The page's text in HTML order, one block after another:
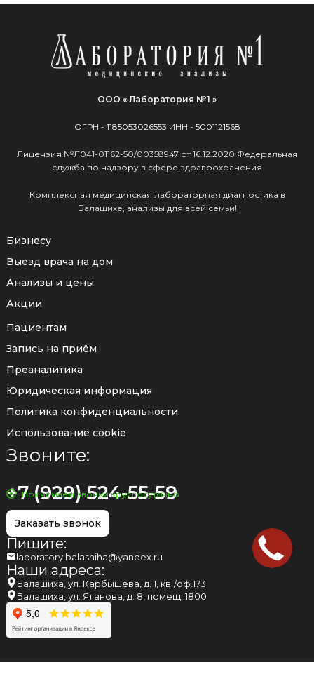
ООО « Лаборатория №1 »
ОГРН - 1185053026553 ИНН - 5001121568
Лицензия №Л041-01162-50/00358947 от 16.12.2020 Федеральная
служба по надзору в сфере здравоохранения
Комплексная медицинская лабораторная диагностика в
Балашихе, анализы для всей семьи!
Бизнесу
Выезд врача на дом
Анализы и цены
Акции
Пациентам
Запись на приём
Преаналитика
Юридическая информация
Политика конфиденциальности
Использование cookie
Звоните:
+7 (929) 524-55-59
Принимаем звонки круглосуточно
Заказать звонок
Пишите:
laboratory.balashiha@yandex.ru
Наши адреса:
Балашиха, ул. Карбышева, д. 1, кв./оф.173
Балашиха, ул. Яганова, д. 8, помещ. 1800